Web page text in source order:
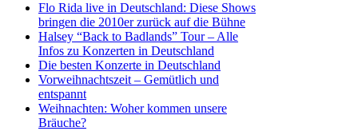
Flo Rida live in Deutschland: Diese Shows
bringen die 2010er zurück auf die Bühne
Halsey “Back to Badlands” Tour – Alle
Infos zu Konzerten in Deutschland
Die besten Konzerte in Deutschland
Vorweihnachtszeit – Gemütlich und
entspannt
Weihnachten: Woher kommen unsere
Bräuche?